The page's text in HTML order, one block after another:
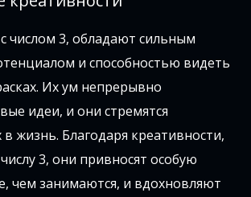
числом 3, обладают сильным
и способностью видеть
Их ум непрерывно
идеи, и они стремятся
жизнь. Благодаря креативности,
3, они привносят особую
чем занимаются, и вдохновляют